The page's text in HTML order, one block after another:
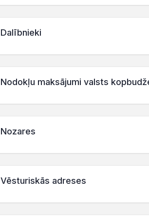
Dalībnieki
Nodokļu maksājumi valsts
Nozares
Vēsturiskās adreses